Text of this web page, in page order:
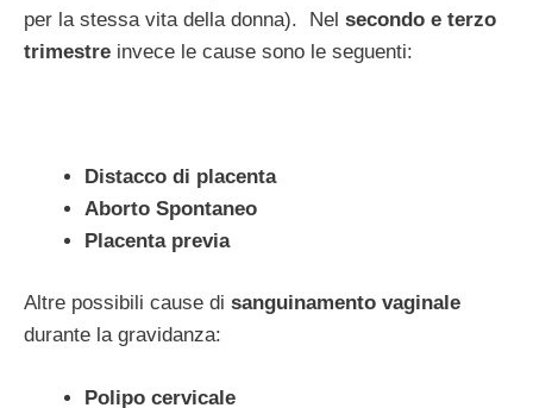
per la stessa vita della donna). Nel secondo e terzo
trimestre invece le cause sono le seguenti:
Distacco di placenta
Aborto Spontaneo
Placenta previa
Altre possibili cause di sanguinamento vaginale
durante la gravidanza:
Polipo cervicale